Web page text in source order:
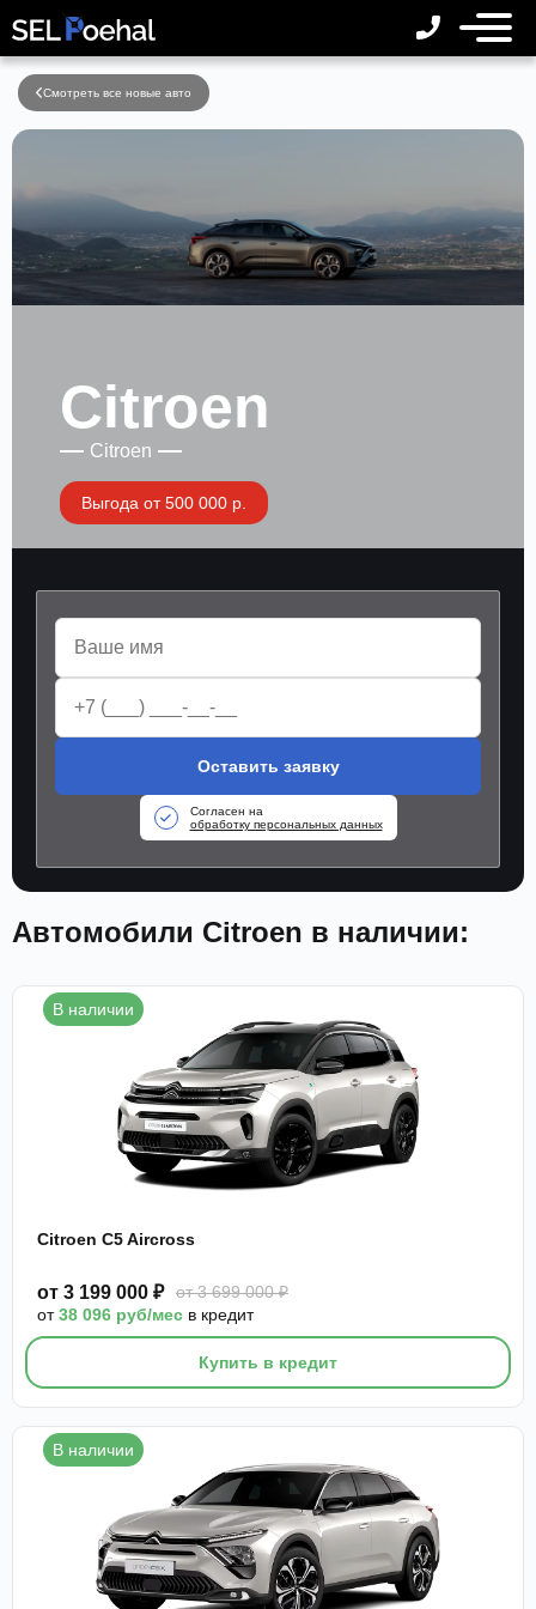
Смотреть все новые авто
Citroen
Citroen
Выгода от 500 000 р.
Оставить заявку
Согласен на
обработку персональных данных
Автомобили Citroen в наличии:
В наличии
Citroen C5 Aircross
от 3 199 000 ₽
от 3 699 000 ₽
от38 096 руб/мес в кредит
Купить в кредит
В наличии